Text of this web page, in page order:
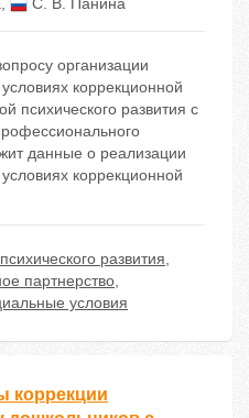
, С. В. Панина
организации
коррекционной
психического развития с
данные о реализации
коррекционной
развития,
партнерство,
условия
коррекции